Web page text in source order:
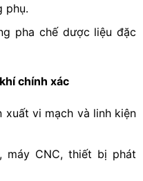
phụ.
pha chế dược liệu đặc
chính xác
xuất vi mạch và linh kiện
máy CNC, thiết bị phát